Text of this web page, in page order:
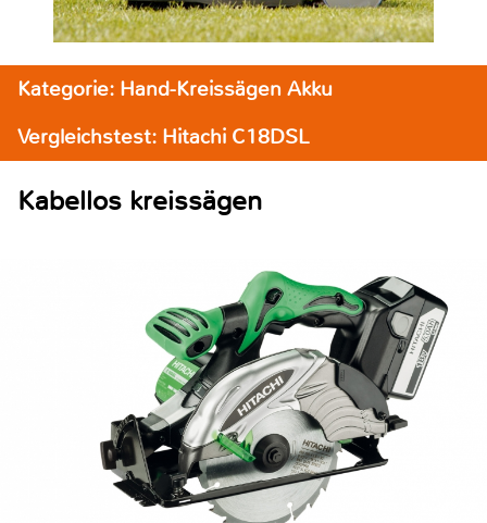
Kategorie: Hand-Kreissägen Akku
Vergleichstest: Hitachi C18DSL
Kabellos kreissägen